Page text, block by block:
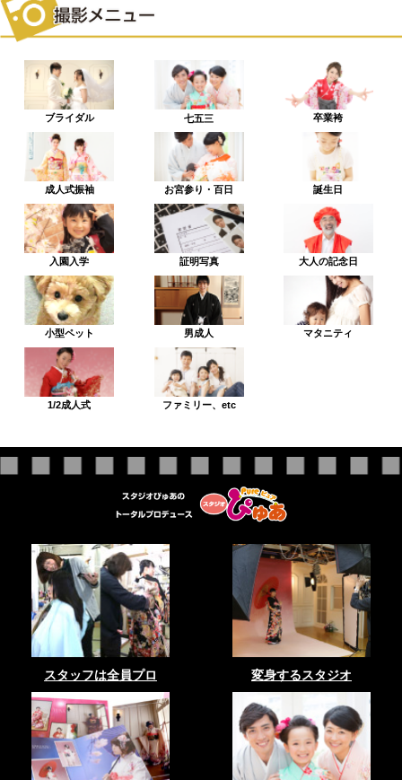
ブライダル 七五三 卒業袴
成人式振袖 お宮参り・百日 誕生日
入園入学 証明写真 大人の記念日
小型ペット 男成人 マタニティ
1/2成人式 ファミリー、etc
スタッフは全員プロ 変身するスタジオ